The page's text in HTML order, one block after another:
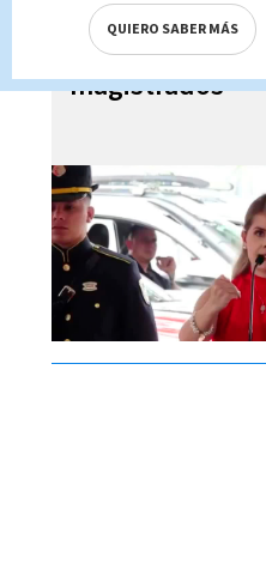
Laura
dictadora
magistrados
QUIERO SABER MÁS